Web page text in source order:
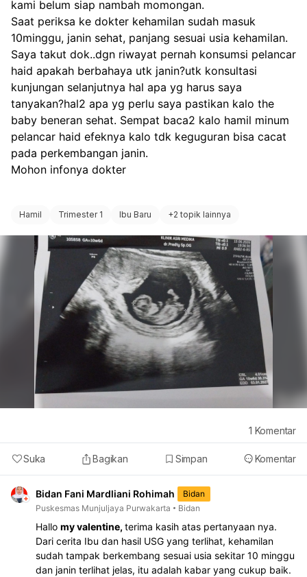
keguguran bisa cacat pada
perkembangan janin.
merupakan gejala, bukan
penyakit. Artinya, ada
tertentu yang
siklus haid menjadi tidak
1. Stres Berlebihan
Tahukah Anda bahwa
dapat memengaruhi
reproduksi? Saat tubuh
mengalami tekanan
yang tinggi, produksi
yang mengatur siklus
dapat terganggu
menjadi terlambat.
Stres karena pekerjaan,
keluarga, kurang tidur,
tekanan akademik sering
penyebab utama telat
diperiksa terlebih dahulu.
Biasanya, tanda awal
ditandai dengan
disertai mual, payudara
nyeri, atau mudah lelah.
3. Berat Badan Tidak
Penurunan berat badan
drastis maupun kenaikan
badan yang berlebihan
mengganggu
hormon dalam tubuh.
siklus menstruasi menjadi
teratur.
4. Kurang Istirahat
Begadang dan pola tidur
buruk ternyata dapat
memengaruhi sistem
Kondisi ini sering
padahal sangat
terhadap kesehatan
5. Sindrom Ovarium
penyebab umum
tidak teratur. Kondisi ini
akibat
hormon yang
proses ovulasi.
6. Gangguan Tiroid
Kelenjar tiroid memiliki
penting dalam mengatur
metabolisme tubuh. Jika
fungsinya terganggu,
menstruasi juga bisa ikut
berubah.
Obat Telat Datang Bulan
Umum Tersedia di Apotik
kami belum siap nambah momongan.
Saat periksa ke dokter kehamilan sudah masuk
10minggu, janin sehat, panjang sesuai usia kehamilan.
Saya takut dok..dgn riwayat pernah konsumsi pelancar
haid apakah berbahaya utk janin?utk konsultasi
kunjungan selanjutnya hal apa yg harus saya
tanyakan?hal2 apa yg perlu saya pastikan kalo the
baby beneran sehat. Sempat baca2 kalo hamil minum
pelancar haid efeknya kalo tdk keguguran bisa cacat
pada perkembangan janin.
Mohon infonya dokter
Hamil Trimester 1 Ibu Baru +2 topik lainnya
Suka Bagikan Simpan Komentar
1 Komentar
Bidan Fani Mardliani Rohimah
Bidan
Puskesmas Munjuljaya Purwakarta
Bidan
Hallo my valentine, terima kasih atas pertanyaan nya.
Dari cerita Ibu dan hasil USG yang terlihat, kehamilan
sudah tampak berkembang sesuai usia sekitar 10 minggu
dan janin terlihat jelas, itu adalah kabar yang cukup baik.